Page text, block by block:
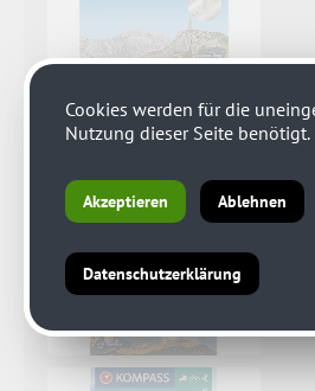
Cookies werden für die
Nutzung dieser Seite benötigt.
Akzeptieren Ablehnen
Datenschutzerklärung